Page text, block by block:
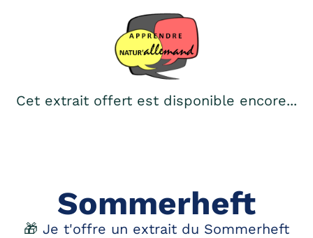
Cet extrait offert est disponible encore...
Sommerheft
🎁 Je t'offre un extrait du Sommerheft